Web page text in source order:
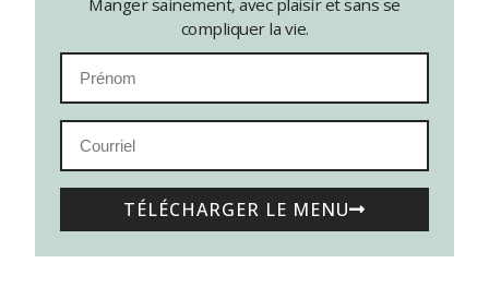
compliquer la vie.
TÉLÉCHARGER LE MENU